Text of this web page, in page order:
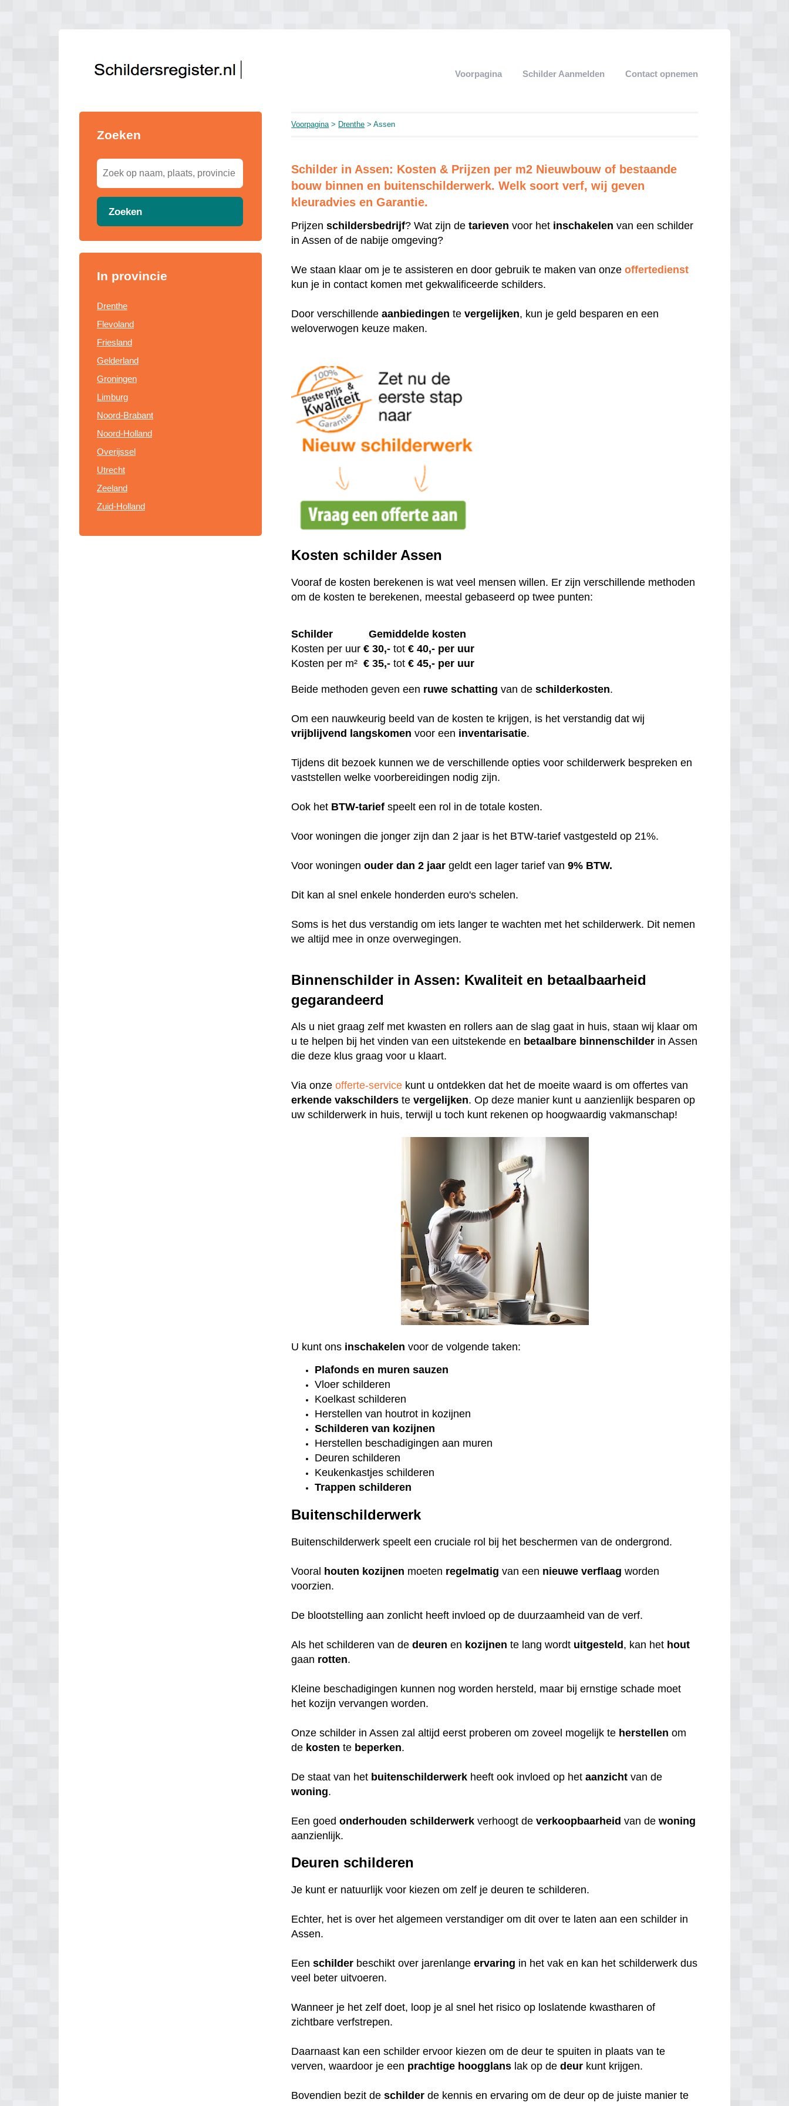
Voorpagina Schilder Aanmelden Contact opnemen
Zoeken
Zoeken
In provincie
Drenthe
Flevoland
Friesland
Gelderland
Groningen
Limburg
Noord-Brabant
Noord-Holland
Overijssel
Utrecht
Zeeland
Zuid-Holland
Voorpagina> Drenthe > Assen
Schilder in Assen: Kosten & Prijzen per m2 Nieuwbouw of bestaande
bouw binnen en buitenschilderwerk. Welk soort verf, wij geven
kleuradvies en Garantie.
Prijzenschildersbedrijf? Wat zijn detarieven voor het inschakelen van een schilder
in Assen of de nabije omgeving?
We staan klaar om je te assisteren en door gebruik te maken van onzeoffertedienst
kun je in contact komen met gekwalificeerde schilders.
Door verschillendeaanbiedingen tevergelijken, kun je geld besparen en een
weloverwogen keuze maken.
Kosten schilder Assen
Vooraf de kosten berekenen is wat veel mensen willen. Er zijn verschillende methoden
om de kosten te berekenen, meestal gebaseerd op twee punten:
Schilder
Gemiddelde kosten
Kosten per uur € 30,-tot € 40,- per uur
Kosten per m²€35,- tot € 45,- per uur
Beide methoden geven een ruwe schatting van deschilderkosten.
Om een nauwkeurig beeld van de kosten te krijgen, is het verstandig dat wij
vrijblijvend langskomen voor een inventarisatie.
Tijdens dit bezoek kunnen we de verschillende opties voor schilderwerk bespreken en
vaststellen welke voorbereidingen nodig zijn.
Ook het BTW-tarief speelt een rol in de totale kosten.
Voor woningen die jonger zijn dan 2 jaar is het BTW-tarief vastgesteld op 21%.
Voor woningenouder dan 2 jaar geldt een lager tarief van9% BTW.
Dit kan al snel enkele honderden euro's schelen.
Soms is het dus verstandig om iets langer te wachten met het schilderwerk. Dit nemen
we altijd mee in onze overwegingen.
Binnenschilder in Assen: Kwaliteit en betaalbaarheid
gegarandeerd
Als u niet graag zelf met kwasten en rollers aan de slag gaat in huis, staan wij klaar om
u te helpen bij het vinden van een uitstekende en betaalbare binnenschilder in Assen
die deze klus graag voor u klaart.
Via onzeofferte-service kunt u ontdekken dat het de moeite waard is om offertes van
erkende vakschilders tevergelijken. Op deze manier kunt u aanzienlijk besparen op
uw schilderwerk in huis, terwijl u toch kunt rekenen op hoogwaardig vakmanschap!
U kunt ons inschakelen voor de volgende taken:
Plafonds en muren sauzen
Vloer schilderen
Koelkast schilderen
Herstellen van houtrot in kozijnen
Schilderen van kozijnen
Herstellen beschadigingen aan muren
Deuren schilderen
Keukenkastjes schilderen
Trappen schilderen
Buitenschilderwerk
Buitenschilderwerk speelt een cruciale rol bij het beschermen van de ondergrond.
Vooral houten kozijnen moeten regelmatig van een nieuwe verflaag worden
voorzien.
De blootstelling aan zonlicht heeft invloed op de duurzaamheid van de verf.
Als het schilderen van dedeuren en kozijnen te lang wordt uitgesteld, kan het hout
gaan rotten.
Kleine beschadigingen kunnen nog worden hersteld, maar bij ernstige schade moet
het kozijn vervangen worden.
Onze schilder in Assen zal altijd eerst proberen om zoveel mogelijk te herstellen om
de kosten te beperken.
De staat van het buitenschilderwerk heeft ook invloed op hetaanzicht van de
woning.
Een goedonderhouden schilderwerk verhoogt deverkoopbaarheid van dewoning
aanzienlijk.
Deuren schilderen
Je kunt er natuurlijk voor kiezen om zelf je deuren te schilderen.
Echter, het is over het algemeen verstandiger om dit over te laten aan een schilder in
Assen.
Eenschilder beschikt over jarenlangeervaring in het vak en kan het schilderwerk dus
veel beter uitvoeren.
Wanneer je het zelf doet, loop je al snel het risico op loslatende kwastharen of
zichtbare verfstrepen.
Daarnaast kan een schilder ervoor kiezen om de deur te spuiten in plaats van te
verven, waardoor je een prachtige hoogglans lak op dedeur kunt krijgen.
Bovendien bezit deschilder de kennis en ervaring om de deur op de juiste manier te